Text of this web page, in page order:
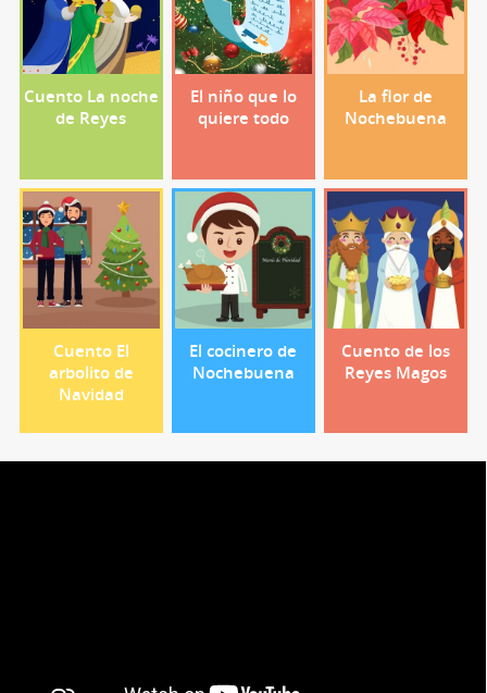
Cuento La noche
de Reyes
El niño que lo
quiere todo
La flor de
Nochebuena
Cuento El
arbolito de
Navidad
El cocinero de
Nochebuena
Cuento de los
Reyes Magos